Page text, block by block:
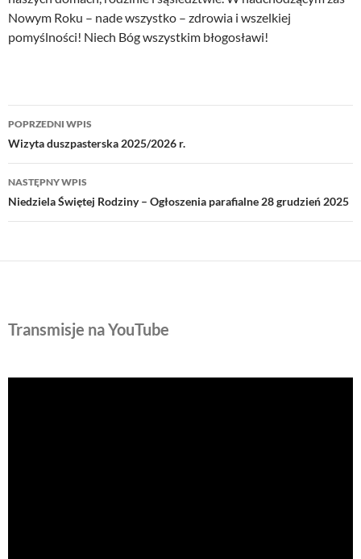
Nowym Roku – nade wszystko – zdrowia i wszelkiej
pomyślności! Niech Bóg wszystkim błogosławi!
Nawigacja
wpisu
POPRZEDNI WPIS
Wizyta duszpasterska 2025/2026 r.
NASTĘPNY WPIS
Niedziela Świętej Rodziny – Ogłoszenia parafialne 28 grudzień 2025
Transmisje na YouTube